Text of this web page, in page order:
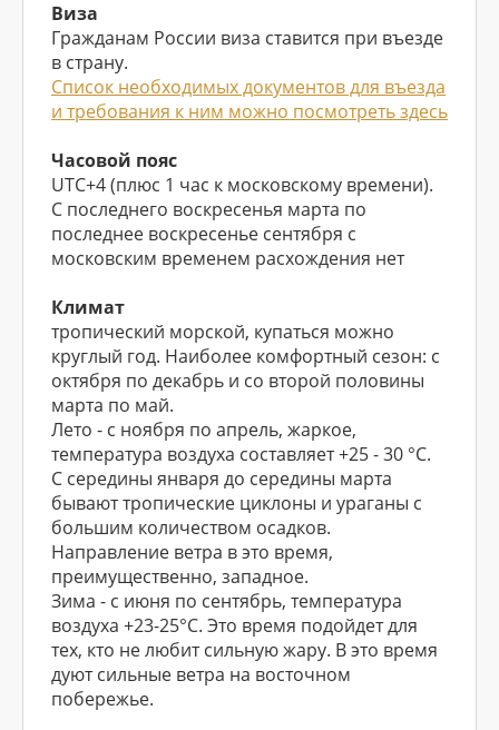
Виза
Гражданам России виза ставится при въезде
в страну.
Список необходимых документов для въезда
и требования к ним можно посмотреть здесь
Часовой пояс
UTC+4 (плюс 1 час к московскому времени).
С последнего воскресенья марта по
последнее воскресенье сентября с
московским временем расхождения нет
Климат
тропический морской, купаться можно
круглый год. Наиболее комфортный сезон: с
октября по декабрь и со второй половины
марта по май.
Лето - с ноября по апрель, жаркое,
температура воздуха составляет +25 - 30 °С.
С середины января до середины марта
бывают тропические циклоны и ураганы с
большим количеством осадков.
Направление ветра в это время,
преимущественно, западное.
Зима - с июня по сентябрь, температура
воздуха +23-25°С. Это время подойдет для
тех, кто не любит сильную жару. В это время
дуют сильные ветра на восточном
побережье.